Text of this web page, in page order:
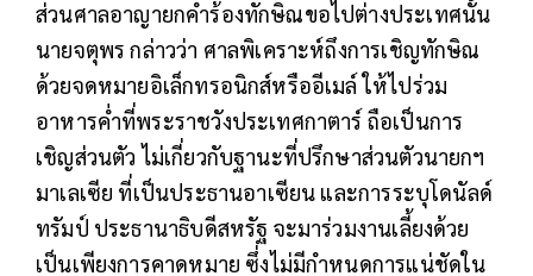
ส่วนศาลอาญายกคำร้องทักษิณขอไปต่างประเทศนั้น
นายจตุพร กล่าวว่า ศาลพิเคราะห์ถึงการเชิญทักษิณ
ด้วยจดหมายอิเล็กทรอนิกส์หรืออีเมล์ ให้ไปร่วม
อาหารค่ำที่พระราชวังประเทศกาตาร์ ถือเป็นการ
เชิญส่วนตัว ไม่เกี่ยวกับฐานะที่ปรึกษาส่วนตัวนายกฯ
มาเลเซีย ที่เป็นประธานอาเซียน และการระบุโดนัลด์
ทรัมป์ ประธานาธิบดีสหรัฐ จะมาร่วมงานเลี้ยงด้วย
เป็นเพียงการคาดหมาย ซึ่งไม่มีกำหนดการแน่ชัดใน